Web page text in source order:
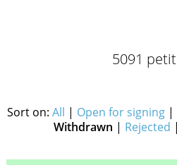
5091
Sort on:All | Open for signing |
Withdrawn | Rejected |